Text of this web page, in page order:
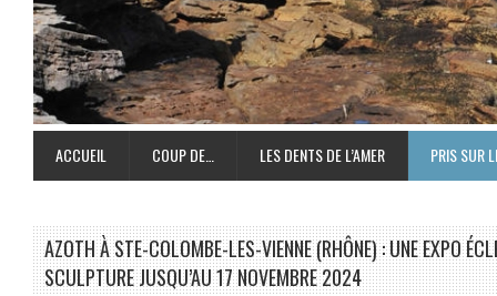
ACCUEIL COUP DE… LES DENTS DE L’AMER PRIS SUR
AZOTH À STE-COLOMBE-LES-VIENNE (RHÔNE) : UNE EXPO
SCULPTURE JUSQU’AU 17 NOVEMBRE 2024